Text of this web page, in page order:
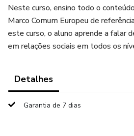
Neste curso, ensino todo o
Marco Comum Europeu de
este curso, o aluno aprende a falar
em relações sociais em todos os
Detalhes
Garantia de 7 dias